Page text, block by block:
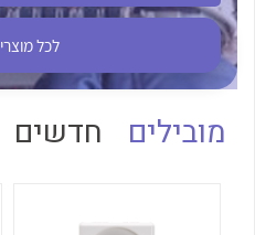
לכל מוצרי
מובילים חדשים